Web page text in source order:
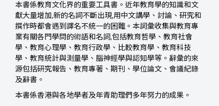
本書係教育文化界的重要工具書。近年教育學的知識和文
獻大量增加,新的名詞不斷出現,用中文講學、討論、研究和
撰作時都會遇到譯名不統一的困難。本詞彙收集與教育專
業有關各門學問的術語和名詞,包括教育哲學、教育社會
學、教育心理學、教育行政學、比較教育學、教育科技
學、教育統計與測量學、腦神經學與認知學等。辭彙的來
源包括研究報告、教育專著、期刊、學位論文、會議紀錄
及辭書。
本書係香港與各地學者及年青助理們多年努力的成果。